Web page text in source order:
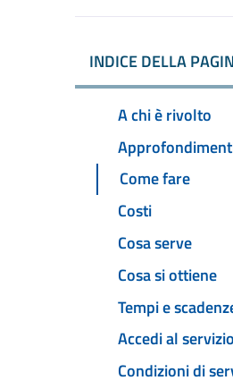
INDICE DELLA
A chi è rivolto
Come fare
Costi
Cosa serve
Cosa si ottiene
Tempi e
Accedi al servizio
Condizioni di